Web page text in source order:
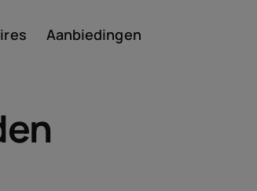
Aanbiedingen